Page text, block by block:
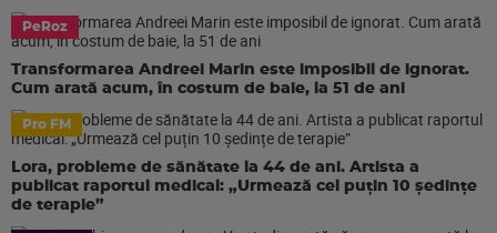
PeRoz
Transformarea Andreei Marin este imposibil de ignorat.
Cum arată acum, în costum de baie, la 51 de ani
Pro FM
Lora, probleme de sănătate la 44 de ani. Artista a
publicat raportul medical: „Urmează cel puțin 10 ședințe
de terapie”